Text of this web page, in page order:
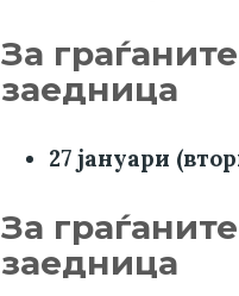
За
заедница
27 јануари
За
заедница